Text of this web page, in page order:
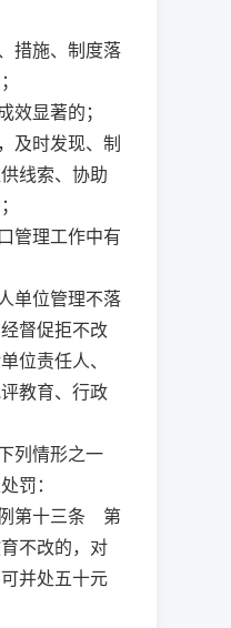
措施、制度落
效显著的；
及时发现、制
线索、协助
管理工作中有
单位管理不落
督促拒不改
位责任人、
教育、行政
列情形之一
罚：
例第十三条 第
不改的，对
并处五十元